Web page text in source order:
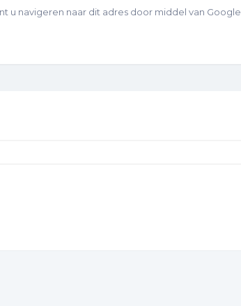
u navigeren naar dit adres door middel van Google